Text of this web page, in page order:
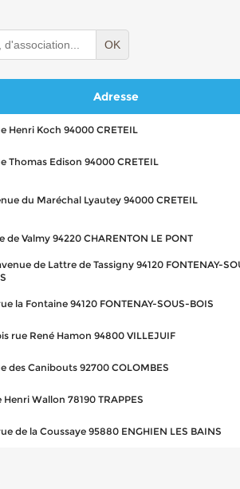
OK
Adresse
Henri Koch 94000 CRETEIL
Thomas Edison 94000 CRETEIL
du Maréchal Lyautey 94000 CRETEIL
de Valmy 94220 CHARENTON LE PONT
de Lattre de Tassigny 94120 FONTENAY-
la Fontaine 94120 FONTENAY-SOUS-BOIS
rue René Hamon 94800 VILLEJUIF
des Canibouts 92700 COLOMBES
Henri Wallon 78190 TRAPPES
de la Coussaye 95880 ENGHIEN LES BAINS